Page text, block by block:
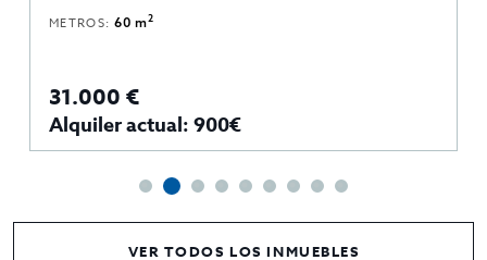
METROS:60 m2
31.000 €
Alquiler actual: 900€
VER TODOS LOS INMUEBLES